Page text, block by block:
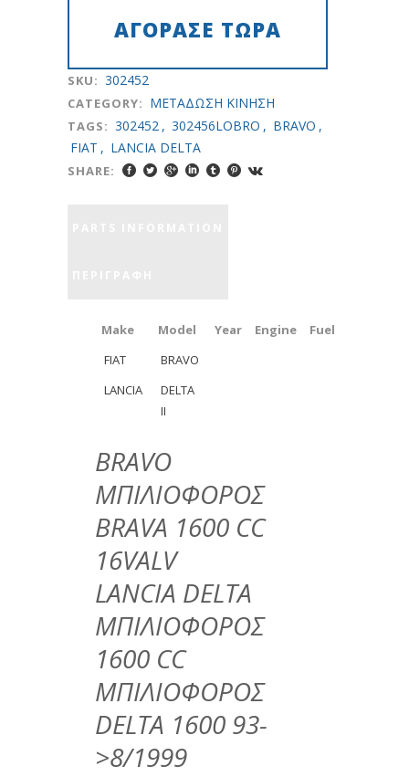
SKU: 302452
CATEGORY: METAΔΩΣH KINHΣH
TAGS: 302452 , 302456LOBRO , BRAVO ,
FIAT , LANCIA DELTA
SHARE:
Make Model Year Engine
Fuel
FIAT
BRAVO
LANCIA
DELTA
II
BRAVO
ΜΠΙΛΙΟΦΟΡΟΣ
BRAVA 1600 CC
16VALV
LANCIA DELTA
MΠΙΛΙΟΦΟΡΟΣ
1600 CC
MΠΙΛΙΟΦΟΡΟΣ
DELTA 1600 93-
>8/1999